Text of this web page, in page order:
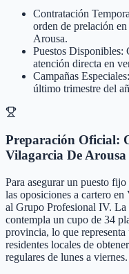
Contratación
orden de prelación
Arousa.
Puestos Disponibles:
atención directa en
Campañas
último trimestre del
Preparación Oficial:
Vilagarcia De Arousa
Para asegurar un puesto
las oposiciones a cartero
al Grupo Profesional IV.
contempla un cupo de 34
provincia, lo que
residentes locales de
regulares de lunes a viernes.